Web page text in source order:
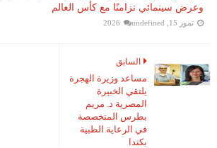
وعرض سينمائي تزامنًا مع كأس العالم
تموز 15, 2026 undefined
السابق
مساعد وزيرة الهجرة
يلتقي الخبيرة
المصرية د. مريم
بطرس المتخصصة
في الرعاية الطبية
بكندا